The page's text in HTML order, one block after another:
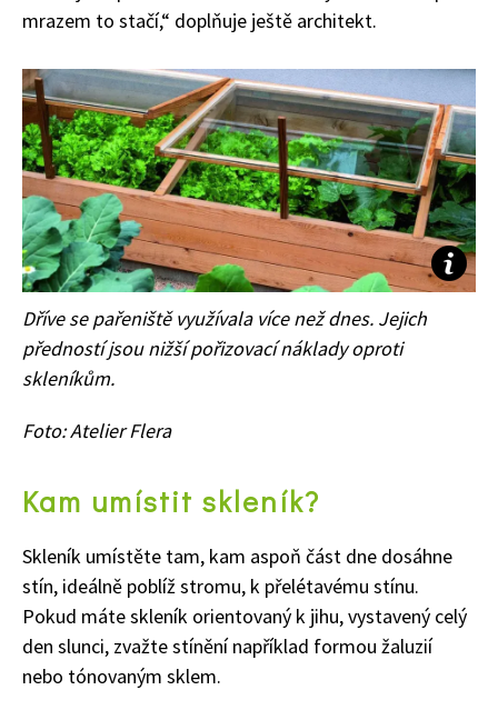
mrazem to stačí,“ doplňuje ještě architekt.
Dříve se pařeniště využívala více než dnes. Jejich
předností jsou nižší pořizovací náklady oproti
skleníkům.
Foto: Atelier Flera
Kam umístit skleník?
Skleník umístěte tam, kam aspoň část dne dosáhne
stín, ideálně poblíž stromu, k přelétavému stínu.
Pokud máte skleník orientovaný k jihu, vystavený celý
den slunci, zvažte stínění například formou žaluzií
nebo tónovaným sklem.